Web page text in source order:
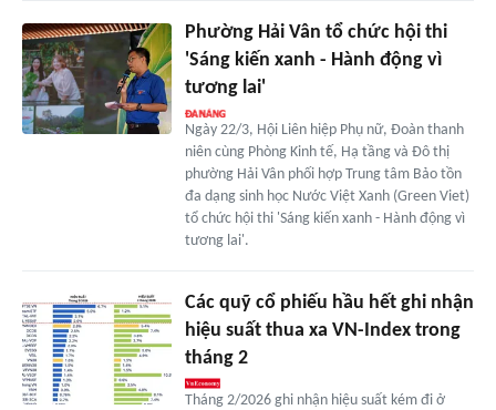
Phường Hải Vân tổ chức hội thi
'Sáng kiến xanh - Hành động vì
tương lai'
Ngày 22/3, Hội Liên hiệp Phụ nữ, Đoàn thanh
niên cùng Phòng Kinh tế, Hạ tầng và Đô thị
phường Hải Vân phối hợp Trung tâm Bảo tồn
đa dạng sinh học Nước Việt Xanh (Green Viet)
tổ chức hội thi 'Sáng kiến xanh - Hành động vì
tương lai'.
Các quỹ cổ phiếu hầu hết ghi nhận
hiệu suất thua xa VN-Index trong
tháng 2
Tháng 2/2026 ghi nhận hiệu suất kém đi ở